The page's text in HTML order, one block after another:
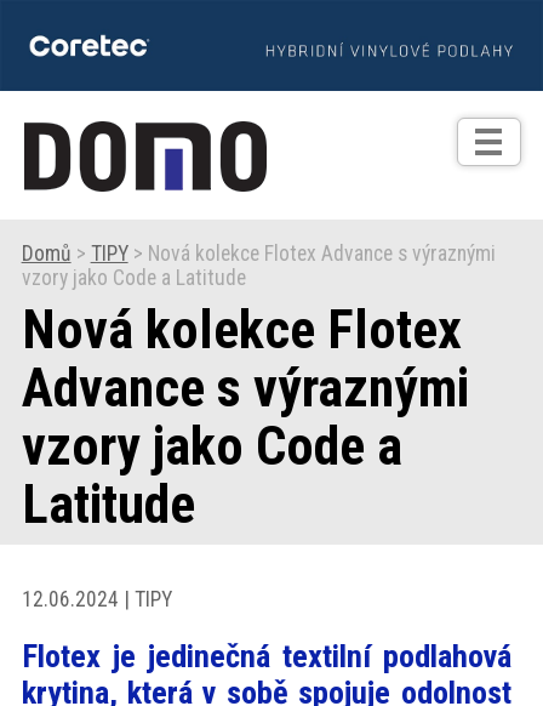
TIPY
Zprávy
Praxe
Fotogalerie
Produkty
Prodejní
ProfiMag
Domů > TIPY> Nová kolekce Flotex Advance s výraznými
vzory jako Code a Latitude
Nová kolekce Flotex
Advance s výraznými
vzory jako Code a
Latitude
12.06.2024 | TIPY
Flotex je jedinečná textilní podlahová
krytina, která v sobě spojuje odolnost